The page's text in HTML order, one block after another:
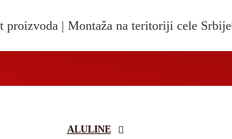
proizvoda | Montaža na teritoriji cele Srbije
ALULINE